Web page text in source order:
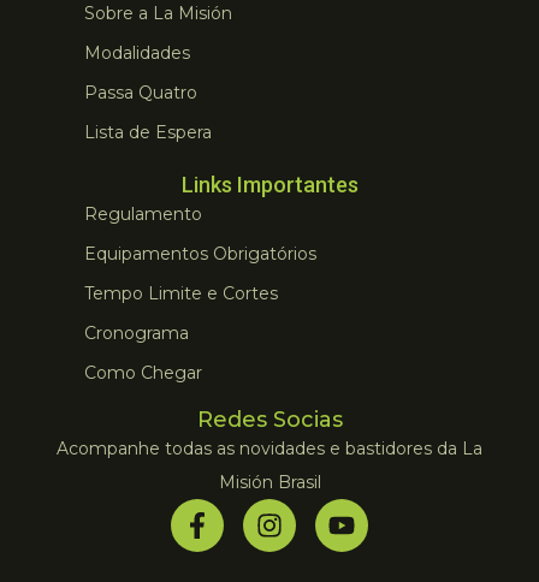
Sobre a La Misión
Modalidades
Passa Quatro
Lista de Espera
Links Importantes
Regulamento
Equipamentos Obrigatórios
Tempo Limite e Cortes
Cronograma
Como Chegar
Redes Socias
Acompanhe todas as novidades e bastidores da La
Misión Brasil